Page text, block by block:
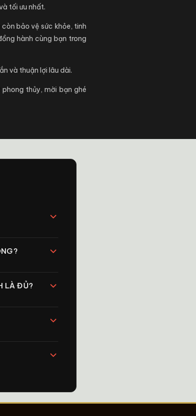
tối ưu nhất.
bảo vệ sức khỏe, tinh
hành cùng bạn trong
và thuận lợi lâu dài.
thủy, mời bạn ghé
LÀ ĐỦ?